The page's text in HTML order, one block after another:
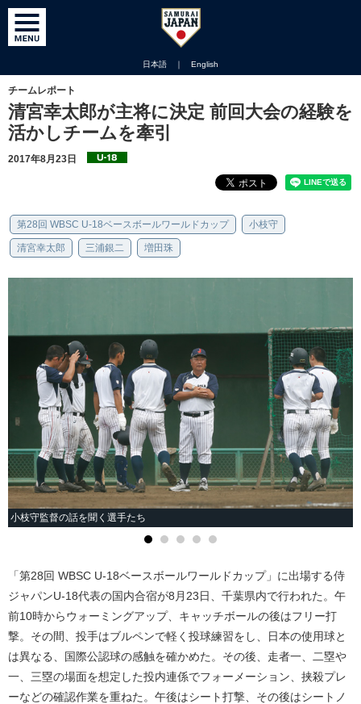
日本語 ｜ English
チームレポート
清宮幸太郎が主将に決定 前回大会の経験を
活かしチームを牽引
2017年8月23日
第28回 WBSC U-18ベースボールワールドカップ 小枝守
清宮幸太郎 三浦銀二 増田珠
小枝守監督の話を聞く選手たち
「第28回 WBSC U-18ベースボールワールドカップ」に出場する侍
ジャパンU-18代表の国内合宿が8月23日、千葉県内で行われた。午
前10時からウォーミングアップ、キャッチボールの後はフリー打
撃。その間、投手はブルペンで軽く投球練習をし、日本の使用球と
は異なる、国際公認球の感触を確かめた。その後、走者一、二塁や
一、三塁の場面を想定した投内連係でフォーメーション、挟殺プレ
ーなどの確認作業を重ねた。午後はシート打撃、その後はシートノ